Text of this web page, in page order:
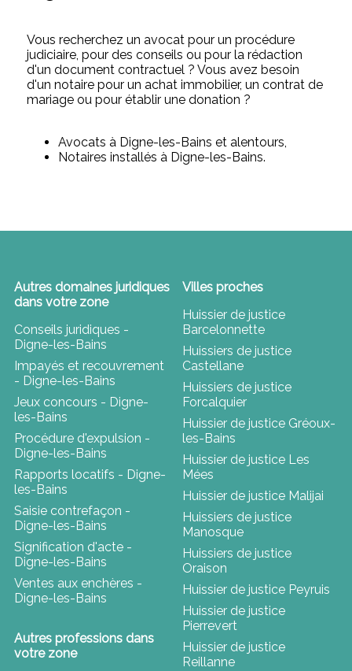
Vous recherchez un avocat pour un procédure
judiciaire, pour des conseils ou pour la rédaction
d'un document contractuel ? Vous avez besoin
d'un notaire pour un achat immobilier, un contrat de
mariage ou pour établir une donation ?
Avocats à Digne-les-Bains et alentours,
Notaires installés à Digne-les-Bains.
Autres domaines juridiques
dans votre zone
Conseils juridiques -
Digne-les-Bains
Impayés et recouvrement
- Digne-les-Bains
Jeux concours - Digne-
les-Bains
Procédure d'expulsion -
Digne-les-Bains
Rapports locatifs - Digne-
les-Bains
Saisie contrefaçon -
Digne-les-Bains
Signification d'acte -
Digne-les-Bains
Ventes aux enchères -
Digne-les-Bains
Autres professions dans
votre zone
Villes proches
Huissier de justice
Barcelonnette
Huissiers de justice
Castellane
Huissiers de justice
Forcalquier
Huissier de justice Gréoux-
les-Bains
Huissier de justice Les
Mées
Huissier de justice Malijai
Huissiers de justice
Manosque
Huissiers de justice
Oraison
Huissier de justice Peyruis
Huissier de justice
Pierrevert
Huissier de justice
Reillanne